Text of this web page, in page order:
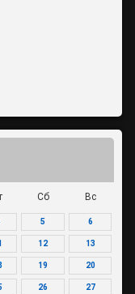
Сб Вс
5 6
12 13
19 20
26 27